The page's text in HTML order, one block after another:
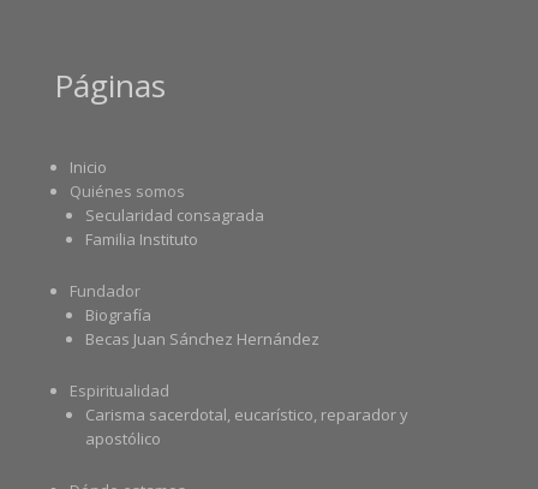
Páginas
Inicio
Quiénes somos
Secularidad consagrada
Familia Instituto
Fundador
Biografía
Becas Juan Sánchez Hernández
Espiritualidad
Carisma sacerdotal, eucarístico, reparador y
apostólico